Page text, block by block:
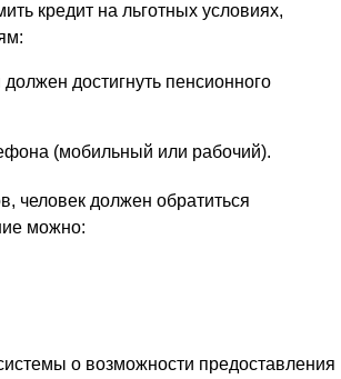
кредит на льготных условиях,
достигнуть пенсионного
(мобильный или рабочий).
человек должен обратиться
можно:
о возможности предоставления